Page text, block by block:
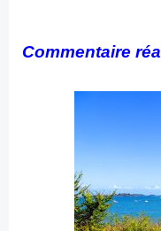
Commentaire